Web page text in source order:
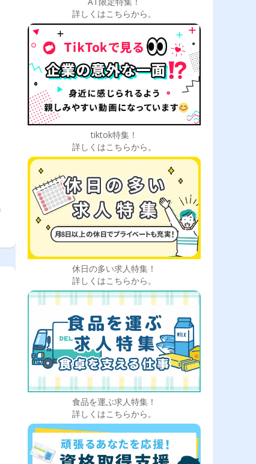
詳しくはこちらから。
tiktok特集！
詳しくはこちらから。
休日の多い求人特集！
詳しくはこちらから。
食品を運ぶ求人特集！
詳しくはこちらから。